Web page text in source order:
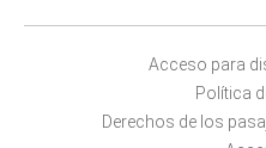
Acceso para
Política
Derechos de los